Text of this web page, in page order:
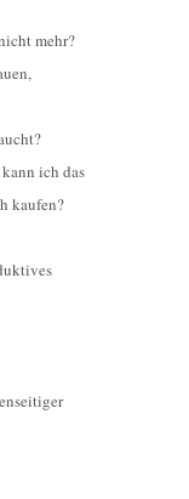
mehr?
ich das
kaufen?